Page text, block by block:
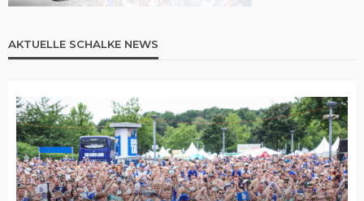
AKTUELLE SCHALKE NEWS